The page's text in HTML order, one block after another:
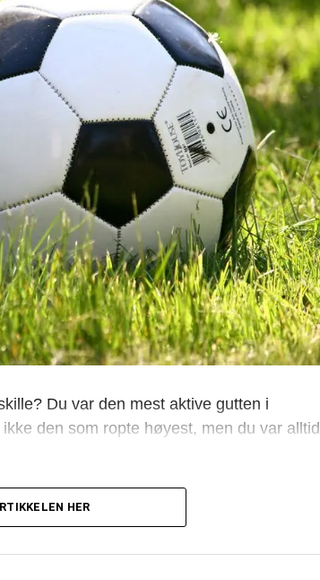
Du var den mest aktive gutten i
den som ropte høyest, men du var alltid
HER